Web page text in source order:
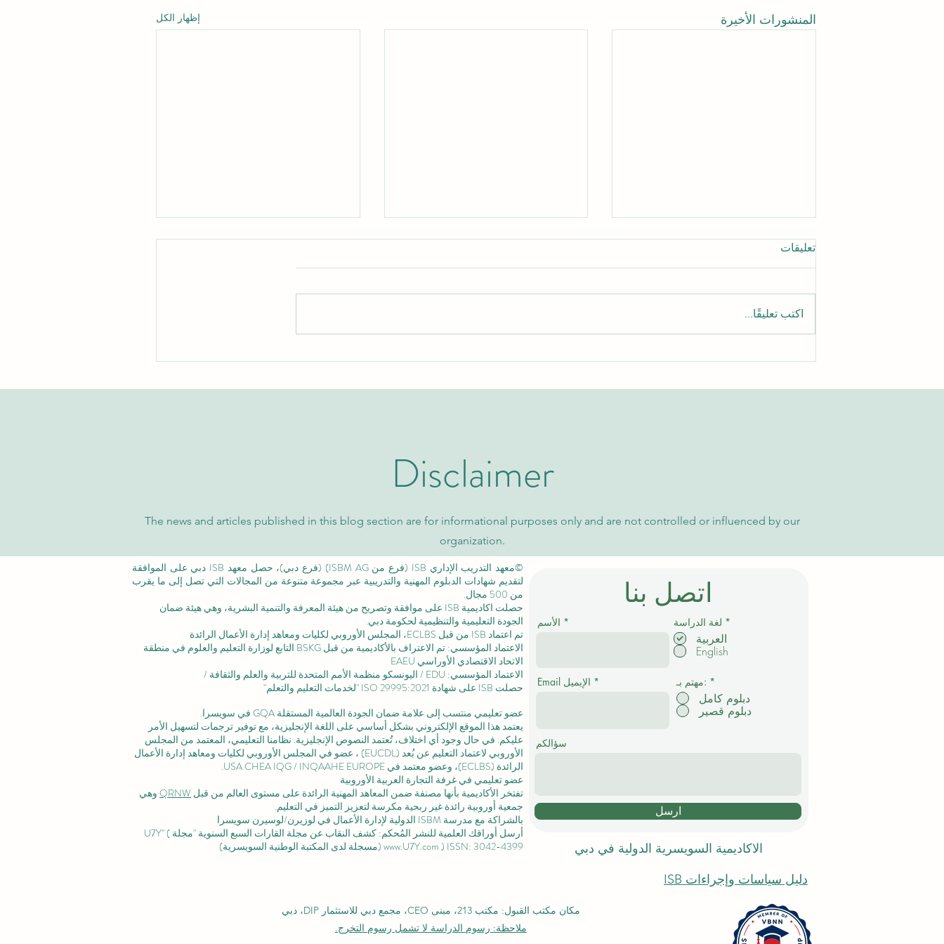
المنشورات الأخيرة إظهار الكل
الدليل الشامل للوصول إلى
الدولية الأكاديمية
اكتشف برامج الماجستير التنفيذي
السويسرية الدولية
نظرة شاملة على تفوق الجامعة
كيو إس والتايمز العالمية
تعليقات
اكتب تعليقًا...
Disclaimer
The news and articles published in this blog section are for informational purposes only and are not controlled or influenced by our
organization.
©معهد التدريب الإداري ISB (فرع من ISBM AG) (فرع دبي)، حصل معهد ISB دبي على الموافقة
لتقديم شهادات الدبلوم المهنية والتدريبية عبر مجموعة متنوعة من المجالات التي تصل إلى ما يقرب
من 500 مجال.
حصلت اكاديمية ISB على موافقة وتصريح من
هيئة المعرفة والتنمية البشرية، وهي هيئة ضمان
الجودة التعليمية والتنظيمية لحكومة دبي.
تم اعتماد ISB من قبل ECLBS،
المجلس الأوروبي لكليات ومعاهد إدارة الأعمال الرائدة
الاعتماد المؤسسي: تم الاعتراف بالأكاديمية من قبل BSKG التابع لوزارة التعليم والعلوم في منطقة
الاتحاد الاقتصادي الأوراسي EAEU
الاعتماد المؤسسي: EDU / اليونسكو منظمة الأمم المتحدة للتربية والعلم والثقافة /
حصلت ISB على
شهادة ISO 29995:2021
"لخدمات التعليم والتعلم"
عضو تعليمي منتسب إلى علامة ضمان الجودة العالمية المستقلة GQA في سويسرا.
يعتمد هذا الموقع الإلكتروني بشكل أساسي على اللغة الإنجليزية، مع توفير ترجمات لتسهيل الأمر
عليكم. في حال وجود أي اختلاف، تُعتمد النصوص الإنجليزية. نظامنا التعليمي، المعتمد من المجلس
الأوروبي لاعتماد التعليم عن بُعد (EUCDL)
، عضو في المجلس الأوروبي لكليات ومعاهد إدارة الأعمال
الرائدة (ECLBS)، وعضو معتمد في USA CHEA IQG / INQAAHE EUROPE.
عضو تعليمي في غرفة التجارة العربية الأوروبية
تفتخر الأكاديمية بأنها مصنفة ضمن المعاهد المهنية الرائدة على مستوى العالم من قبل QRNW وهي
جمعية أوروبية رائدة غير ربحية مكرسة لتعزيز التميز في التعليم.
بالشراكة مع مدرسة ISBM الدولية لإدارة الأعمال في
لوزيرن/لوسيرن سويسرا
أرسل أوراقك العلمية للنشر المُحكم: كشف النقاب عن مجلة القارات السبع السنوية "مجلة U7Y" (
www.U7Y.com ) ISSN: 3042-4399 (مسجلة لدى المكتبة الوطنية السويسرية)
اتصل بنا
الأسم لغة الدراسة *
العربية
English
Email الإيميل مهتم بـ: *
دبلوم كامل
دبلوم قصير
سؤالكم
ارسل
الاكاديمية السويسرية الدولية في دبي
دليل سياسات وإجراءات ISB
مكان مكتب القبول: مكتب 213، مبنى CEO، مجمع دبي للاستثمار DIP، دبي
ملاحظة: رسوم الدراسة لا تشمل رسوم التخرج.